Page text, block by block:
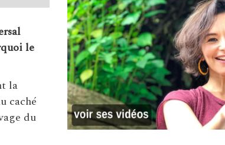
le
la
caché
du